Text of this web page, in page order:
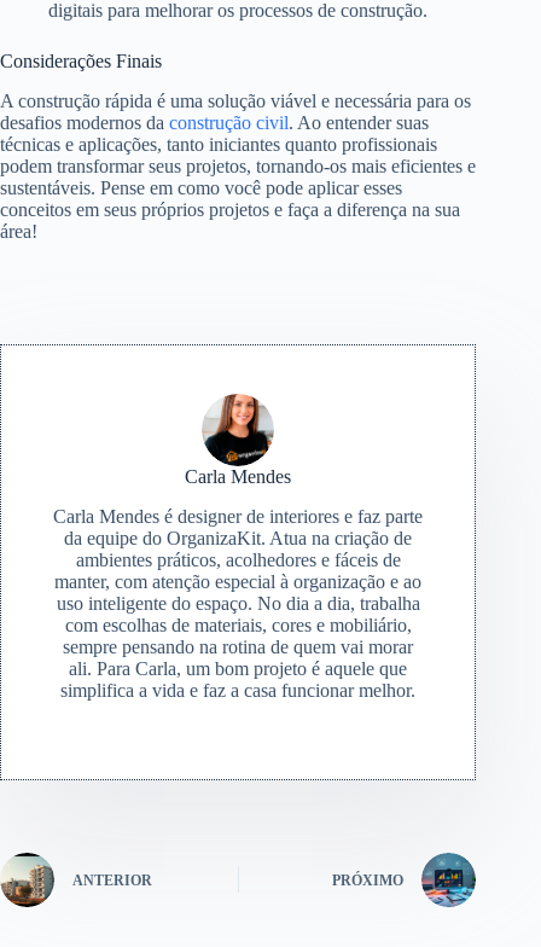
digitais para melhorar os processos de construção.
Considerações Finais
A construção rápida é uma solução viável e necessária para os
desafios modernos da construção civil. Ao entender suas
técnicas e aplicações, tanto iniciantes quanto profissionais
podem transformar seus projetos, tornando-os mais eficientes e
sustentáveis. Pense em como você pode aplicar esses
conceitos em seus próprios projetos e faça a diferença na sua
área!
Carla Mendes
Carla Mendes é designer de interiores e faz parte
da equipe do OrganizaKit. Atua na criação de
ambientes práticos, acolhedores e fáceis de
manter, com atenção especial à organização e ao
uso inteligente do espaço. No dia a dia, trabalha
com escolhas de materiais, cores e mobiliário,
sempre pensando na rotina de quem vai morar
ali. Para Carla, um bom projeto é aquele que
simplifica a vida e faz a casa funcionar melhor.
ANTERIOR PRÓXIMO